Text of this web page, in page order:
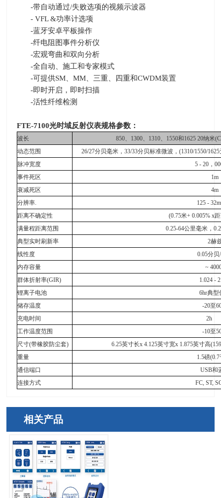
-带自动通过/失败选项的视频示波器
- VFL &功率计选项
-蓝牙安卓平板操作
-纤电阻图事件分析仪
-宏观弯曲和双向分析
-全自动、施工和专家模式
-可提供SM、MM、三重、四重和CWDM装置
-即时开启，即时扫描
-活性纤维检测
FTE-7100光时域反射仪表规格参数：
波长 850、 1300、 1310、 1550和1625 20纳米
动态范围
26/27分贝毫米，33/33分贝标准微波，(1310/1550/1625
脉冲宽度
5 - 20，
事件死区
1m
衰减死区
4m
分辨率.
125 - 32m
距离不确定性
(0.75米+ 0.005% x
满量程距离范围
0.25-64公里毫米，
典型实时刷新率
2赫
线性度
0.05分贝/
内存容量
~
群体折射率(GIR)
1.024 -
锂离子电池
6hr典型
储存温度
-20至
充电时间
2h
工作温度范围
-10至
尺寸(带橡胶防尘套) 6.25英寸长x 4.125英寸宽x 1.875英寸高
重量
1.5磅(0.7
通信端口
USB和
连接方式
FC, ST,
相关产品